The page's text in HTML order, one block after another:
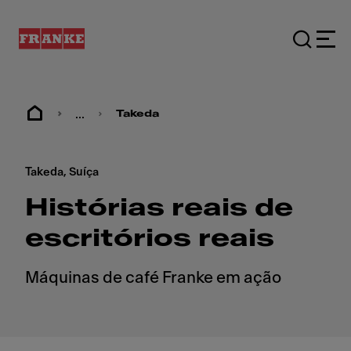
... Takeda
Takeda, Suíça
Histórias reais de
escritórios reais
Máquinas de café Franke em ação